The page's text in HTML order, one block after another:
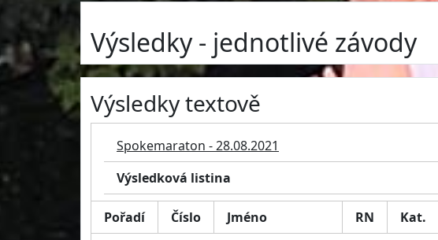
Výsledky - jednotlivé závody
Výsledky textově
Spokemaraton - 28.08.2021
Výsledková listina
Pořadí Číslo Jméno RN Kat.